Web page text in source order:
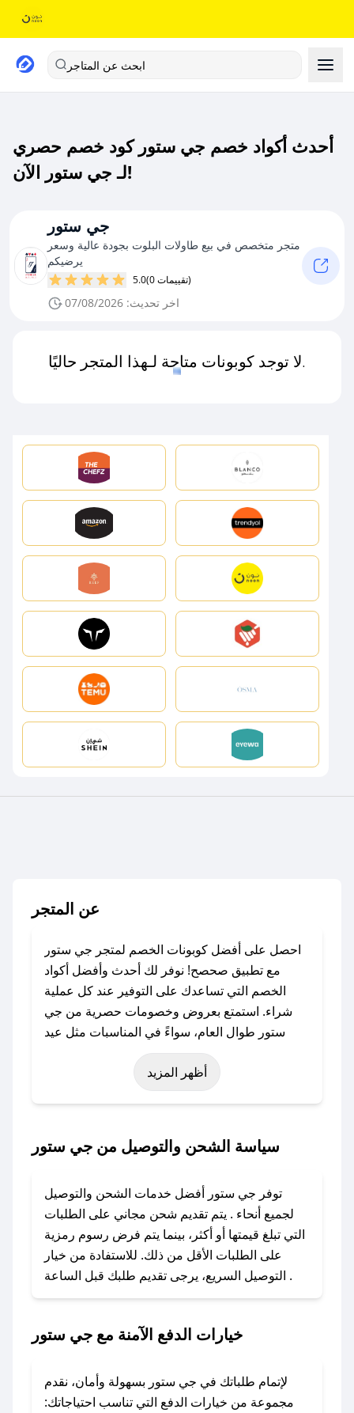
ابحث عن المتاجر
أحدث أكواد خصم جي ستور كود خصم حصري
لـ جي ستور الآن!
جي ستور
متجر متخصص في بيع طاولات البلوت بجودة عالية وسعر
يرضيكم
5.0 (0 تقييمات)
اخر تحديث: 07/08/2026
لا توجد كوبونات متاحة لـهذا المتجر حاليًا.
عن المتجر
احصل على أفضل كوبونات الخصم لمتجر جي ستور
مع تطبيق صحصح! نوفر لك أحدث وأفضل أكواد
الخصم التي تساعدك على التوفير عند كل عملية
شراء. استمتع بعروض وخصومات حصرية من جي
ستور طوال العام، سواءً في المناسبات مثل عيد
الفطر، عيد الأضحى، الجمعة البيضاء (شهر نوفمبر)،
رمضان، اليوم الوطني، يوم التأسيس، أو حتى عروض
باستخدام تطبيق صحصح، يمكنك العثور بسهولة على
تواصل معنا عبر تويتر أو البريد الإلكتروني لإضافته
بسرعة.
### كيفية استخدام كود خصم جي ستور؟
1. انسخ كود الخصم من تطبيق صحصح.
2. الصقه في خانة الدفع عند التسوق من جي ستور.
### ماذا أفعل إذا لم يعمل كود الخصم؟
الرسائل الخاصة على تويتر أو البريد الإلكتروني،
وسنقوم بحل المشكلة في أسرع وقت ممكن.
أظهر المزيد
سياسة الشحن والتوصيل من جي ستور
توفر جي ستور أفضل خدمات الشحن والتوصيل
لجميع أنحاء . يتم تقديم شحن مجاني على الطلبات
التي تبلغ قيمتها أو أكثر، بينما يتم فرض رسوم رمزية
على الطلبات الأقل من ذلك. للاستفادة من خيار
التوصيل السريع، يرجى تقديم طلبك قبل الساعة .
خيارات الدفع الآمنة مع جي ستور
لإتمام طلباتك في جي ستور بسهولة وأمان، نقدم
مجموعة من خيارات الدفع التي تناسب احتياجاتك: